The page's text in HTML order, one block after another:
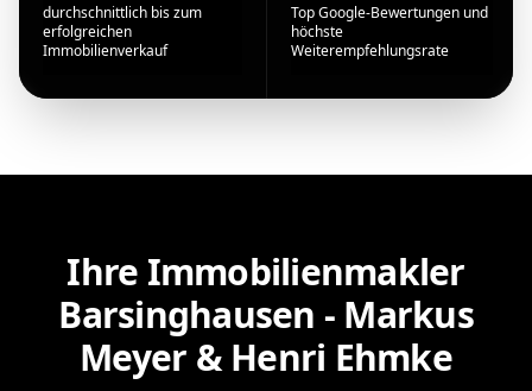
durchschnittlich bis zum
erfolgreichen
Immobilienverkauf
Top Google-Bewertungen und
höchste
Weiterempfehlungsrate
Ihre Immobilienmakler
Barsinghausen - Markus
Meyer & Henri Ehmke